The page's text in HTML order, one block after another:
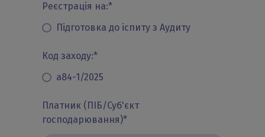
Реєстрація на:*
Підготовка до іспиту з Аудиту
Код заходу:*
а84-1/2025
Платник (ПІБ/Суб'єкт
господарювання)*